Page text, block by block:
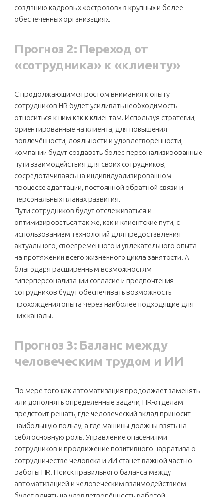
созданию кадровых «островов» в крупных и более
обеспеченных организациях.
Прогноз 2: Переход от
«сотрудника» к «клиенту»
С продолжающимся ростом внимания к опыту
сотрудников HR будет усиливать необходимость
относиться к ним как к клиентам. Используя стратегии,
ориентированные на клиента, для повышения
вовлечённости, лояльности и удовлетворённости,
компании будут создавать более персонализированные
пути взаимодействия для своих сотрудников,
сосредотачиваясь на индивидуализированном
процессе адаптации, постоянной обратной связи и
персональных планах развития.
Пути сотрудников будут отслеживаться и
оптимизироваться так же, как и клиентские пути, с
использованием технологий для предоставления
актуального, своевременного и увлекательного опыта
на протяжении всего жизненного цикла занятости. А
благодаря расширенным возможностям
гиперперсонализации согласие и предпочтения
сотрудников будут обеспечивать возможность
прохождения опыта через наиболее подходящие для
них каналы.
Прогноз 3: Баланс между
человеческим трудом и ИИ
По мере того как автоматизация продолжает заменять
или дополнять определённые задачи, HR-отделам
предстоит решать, где человеческий вклад приносит
наибольшую пользу, а где машины должны взять на
себя основную роль. Управление опасениями
сотрудников и продвижение позитивного нарратива о
сотрудничестве человека и ИИ станет важной частью
работы HR. Поиск правильного баланса между
автоматизацией и человеческим взаимодействием
будет влиять на удовлетворённость работой,